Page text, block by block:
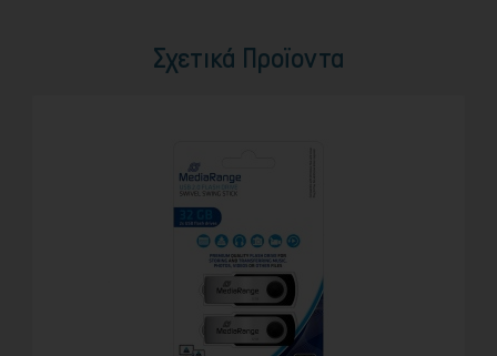
Σχετικά Προϊοντα